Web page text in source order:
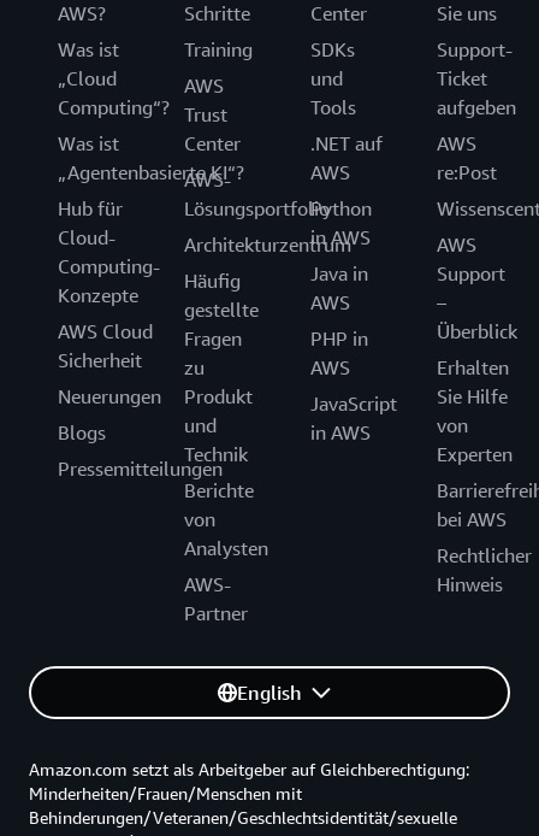
AWS?
Was ist
„Cloud
Computing“?
Was ist
„Agentenbasierte KI“?
Hub für
Cloud-
Computing-
Konzepte
AWS Cloud
Sicherheit
Neuerungen
Blogs
Pressemitteilungen
Schritte
Training
AWS
Trust
Center
AWS-
Lösungsportfolio
Architekturzentrum
Häufig
gestellte
Fragen
zu
Produkt
und
Technik
Berichte
von
Analysten
AWS-
Partner
Center
SDKs
und
Tools
.NET auf
AWS
Python
in AWS
Java in
AWS
PHP in
AWS
JavaScript
in AWS
Sie uns
Support-
Ticket
aufgeben
AWS
re:Post
AWS
Support
–
Überblick
Erhalten
Sie Hilfe
von
Experten
bei AWS
Rechtlicher
Hinweis
English
Amazon.com setzt als Arbeitgeber auf Gleichberechtigung:
Minderheiten/Frauen/Menschen mit
Behinderungen/Veteranen/Geschlechtsidentität/sexuelle